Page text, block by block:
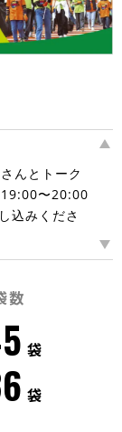
んとトーク
〜20:00
込みくださ
〜20:00
込みくださ
をOPENいた
数
袋
袋